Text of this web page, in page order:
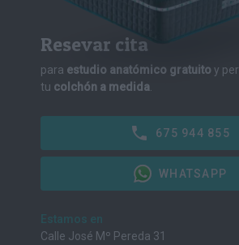
Resevar cita
para estudio anatómico gratuito y
tu colchón a medida.
675 944 855
WHATSAPP
Calle José Mº Pereda 31